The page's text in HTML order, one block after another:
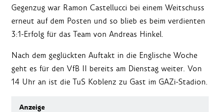
Gegenzug war Ramon Castellucci bei einem Weitschuss
erneut auf dem Posten und so blieb es beim verdienten
3:1-Erfolg für das Team von Andreas Hinkel.
Nach dem geglückten Auftakt in die Englische Woche
geht es für den VfB II bereits am Dienstag weiter. Von
14 Uhr an ist die TuS Koblenz zu Gast im GAZi-Stadion.